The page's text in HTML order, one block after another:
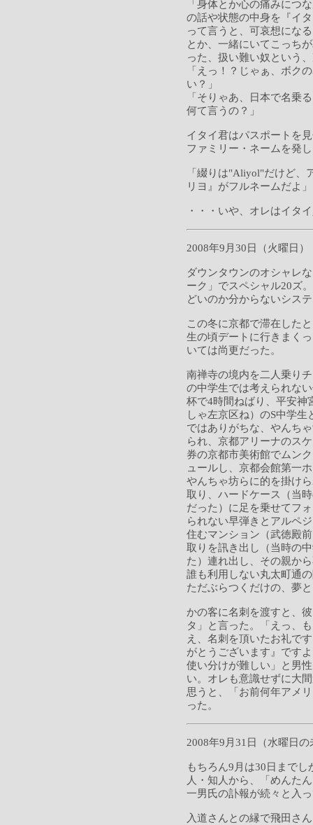
「身体とか心の痛みにつ
の話や状態の中身を『イ
って言うと、可哀想にな
とか、一緒にいてこっち
った、扱い難い奴という
「えっ！？じゃぁ、ボク
い？」
「そりゃあ、日本で名乗
何て言うの？」
イタイ君はパスポートを
ファミリー・ネームを発
「綴りは"Aliyol"だけど、
リヨ』がフルネームだよ」
・・・いや、オレはイタ
2008年9月30日（火曜日）
ダウンタウンのオシャレ
ーク」でスペシャル20ズ
どいのか分からないシス
この冬に京都で滞在した
生の頃デートに行きまく
いては尚更だった。
南禅寺の境内を二人乗り
の中学生では考えられな
杯で4時間ねばり、平安神
しゃ左京区ね）のS中学
ではありがちな、やんち
られ、京都アリーナのス
券の京都市美術館でムン
ュールし、京都会館第一
やんちゃ坊らに的を掛け
取り、ハードケース（当
だった）に足を乗せてフ
られない早弾きとアルペ
住むマンション（武徳殿
取りを訊き出し（当時の
た）連れ出し、その親か
誰も利用しない丸太町通
ただぶらつくだけの、夢
かの客に名刺を渡すと、
タ」と言った。「えっ、
え、名刺を頂いたお礼で
がとうございます』です
使い分けが難しい」と男
い。オレも意識せずに大
思うと、「お前何年アメ
った。
2008年9月31日（水曜日の
もちろん9月は30日まで
人・知人から、「めんた
一男氏の訃報が続々と入
入道さんとの縁で飛田さ